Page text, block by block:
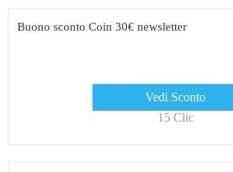
Buono sconto Coin 30€ newsletter
Vedi Sconto
15 Clic